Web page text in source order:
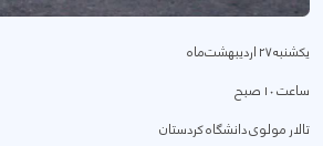
یکشنبه ۲۷ اردیبهشت‌ماه
ساعت ۱۰ صبح
تالار مولوی دانشگاه کردستان